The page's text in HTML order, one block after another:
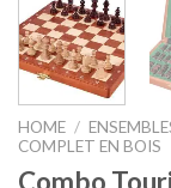
HOME /
COMPLET EN BOIS
Combo